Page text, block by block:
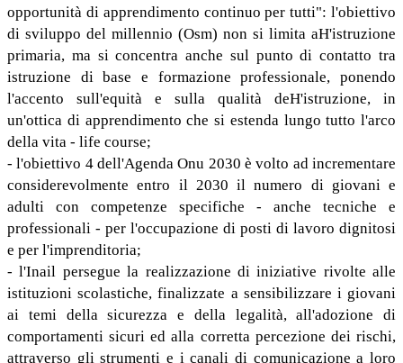
opportunità di apprendimento continuo per tutti": l'obiettivo
di sviluppo del millennio (Osm) non si limita aH'istruzione
primaria, ma si concentra anche sul punto di contatto tra
istruzione di base e formazione professionale, ponendo
l'accento sull'equità e sulla qualità deH'istruzione, in
un'ottica di apprendimento che si estenda lungo tutto l'arco
della vita - life course;
- l'obiettivo 4 dell'Agenda Onu 2030 è volto ad incrementare
considerevolmente entro il 2030 il numero di giovani e
adulti con competenze specifiche - anche tecniche e
professionali - per l'occupazione di posti di lavoro dignitosi
e per l'imprenditoria;
- l'Inail persegue la realizzazione di iniziative rivolte alle
istituzioni scolastiche, finalizzate a sensibilizzare i giovani
ai temi della sicurezza e della legalità, all'adozione di
comportamenti sicuri ed alla corretta percezione dei rischi,
attraverso gli strumenti e i canali di comunicazione a loro